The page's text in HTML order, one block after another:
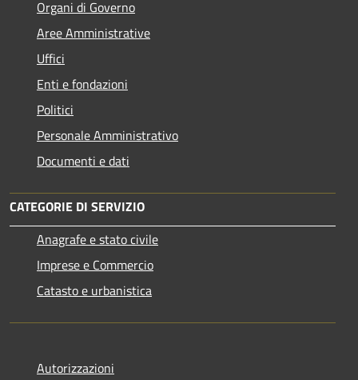
Organi di Governo
Aree Amministrative
Uffici
Enti e fondazioni
Politici
Personale Amministrativo
Documenti e dati
CATEGORIE DI SERVIZIO
Anagrafe e stato civile
Imprese e Commercio
Catasto e urbanistica
Autorizzazioni